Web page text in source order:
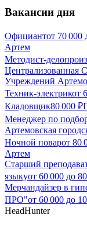
Вакансии дня
Официантот 70 000
Артем
Методист-
Централизованная
Учреждений
Техник-электрикот
Кладовщик80 000 ₽
Менеджер по
Артемовская
Ночной поварот 80
Артем
Старший
языкуот 60 000 до
Мерчандайзер в
ПРО"от 60 000 до
HeadHunter